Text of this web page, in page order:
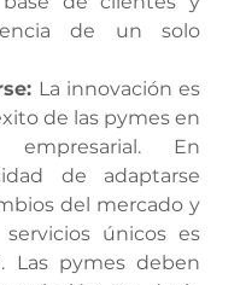
de un solo
La innovación es
de las pymes en
empresarial. En
de adaptarse
del mercado y
únicos es
Las pymes deben